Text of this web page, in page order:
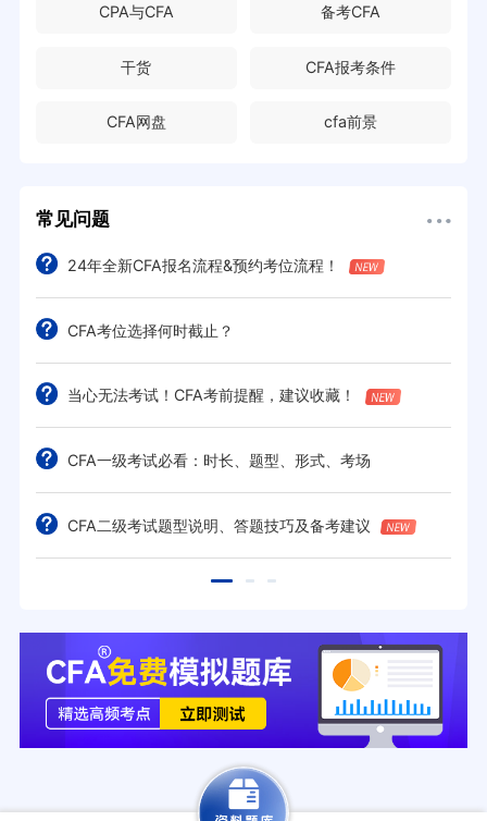
CPA与CFA 备考CFA
干货 CFA报考条件
CFA网盘 cfa前景
常见问题
24年全新CFA报名流程&预约考位流程！
CFA考位选择何时截止？
当心无法考试！CFA考前提醒，建议收藏！
CFA一级考试必看：时长、题型、形式、考场
CFA二级考试题型说明、答题技巧及备考建议